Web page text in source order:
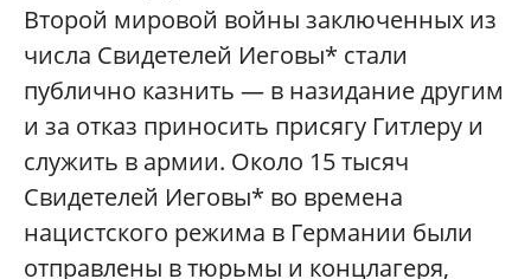
Второй мировой войны заключенных из
числа Свидетелей Иеговы* стали
публично казнить — в назидание другим
и за отказ приносить присягу Гитлеру и
служить в армии. Около 15 тысяч
Свидетелей Иеговы* во времена
нацистского режима в Германии были
отправлены в тюрьмы и концлагеря,